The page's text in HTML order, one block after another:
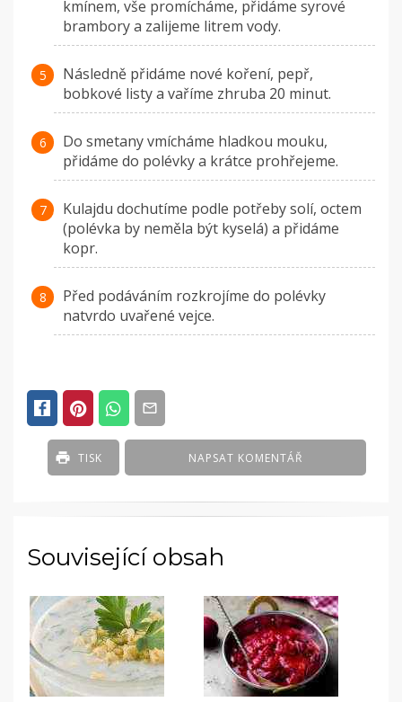
kmínem, vše promícháme, přidáme syrové
brambory a zalijeme litrem vody.
Následně přidáme nové koření, pepř,
bobkové listy a vaříme zhruba 20 minut.
Do smetany vmícháme hladkou mouku,
přidáme do polévky a krátce prohřejeme.
Kulajdu dochutíme podle potřeby solí, octem
(polévka by neměla být kyselá) a přidáme
kopr.
Před podáváním rozkrojíme do polévky
natvrdo uvařené vejce.
NAPSAT KOMENTÁŘ
TISK
Související obsah